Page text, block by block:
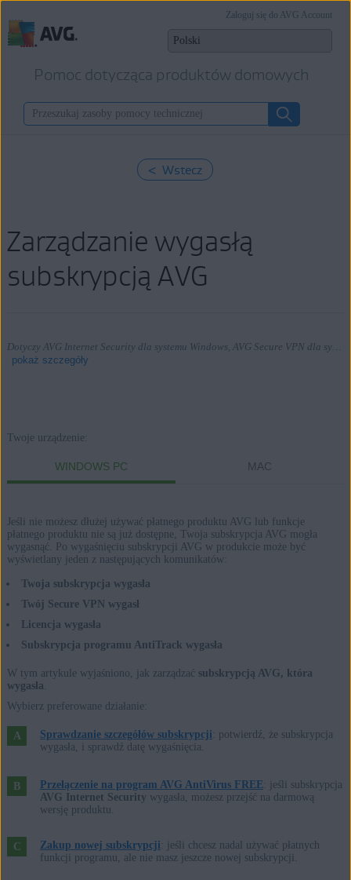
Pomoc dotycząca produktów domowych
Zaloguj się do AVG Account
< Wstecz
Zarządzanie wygasłą
subskrypcją AVG
Dotyczy AVG Internet Security dla systemu Windows, AVG Secure VPN dla systemu Windows, AVG TuneUp dla systemu Windows, AVG AntiTrack dla systemu Windows, AVG Internet Security dla komputerów Mac, AVG Secure VPN dla komputerów Mac, AVG TuneUp dla komputerów Mac, AVG AntiTrack dla komputerów Mac
pokaż szczegóły
Produkty:
AVG Internet Security 21.x dla systemu Windows
AVG Secure VPN 1.x dla systemu Windows
AVG AntiTrack 2.x dla systemu Windows
AVG Internet Security 20.x dla komputerów Mac
AVG Secure VPN 1.x dla komputerów Mac
AVG TuneUp 2.x dla komputerów Mac
AVG AntiTrack 1.x dla komputerów Mac
Microsoft Windows 11 Home / Pro / Enterprise / Education
Microsoft Windows 10 Home / Pro / Enterprise / Education —
Microsoft Windows 8.1 / Pro / Enterprise — wersja 32-/64-bitowa
Microsoft Windows 7 Home Basic / Home Premium / Professional /
Enterprise / Ultimate — dodatek Service Pack 1, wersja 32-/64-
Twoje urządzenie:
WINDOWS PC MAC
Jeśli nie możesz dłużej używać płatnego produktu AVG lub funkcje
płatnego produktu nie są już dostępne, Twoja subskrypcja AVG mogła
wygasnąć. Po wygaśnięciu subskrypcji AVG w produkcie może być
wyświetlany jeden z następujących komunikatów:
Twoja subskrypcja wygasła
Twój Secure VPN wygasł
Licencja wygasła
Subskrypcja programu AntiTrack wygasła
W tym artykule wyjaśniono, jak zarządzać subskrypcją AVG, która
wygasła.
Wybierz preferowane działanie:
Sprawdzanie szczegółów subskrypcji : potwierdź, że subskrypcja
wygasła, i sprawdź datę wygaśnięcia.
Przełączenie na program AVG AntiVirus FREE: jeśli subskrypcja
AVG Internet Security wygasła, możesz przejść na darmową
wersję produktu.
Zakup nowej subskrypcji : jeśli chcesz nadal używać płatnych
funkcji programu, ale nie masz jeszcze nowej subskrypcji.